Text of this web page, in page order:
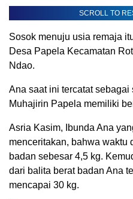
SCROLL TO
Sosok menuju usia remaja
Desa Papela Kecamatan
Ndao.
Ana saat ini tercatat
Muhajirin Papela memiliki
Asria Kasim, Ibunda Ana
menceritakan, bahwa waktu
badan sebesar 4,5 kg.
dari balita berat badan Ana
mencapai 30 kg.